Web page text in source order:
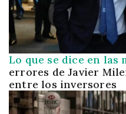
Lo que se dice en las
errores de Javier
entre los inversores